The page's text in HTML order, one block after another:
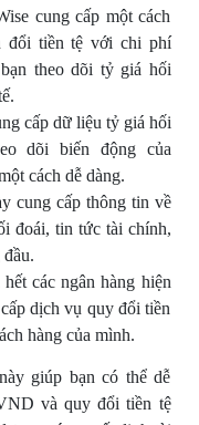
cung cấp một cách
đổi tiền tệ với chi phí
theo dõi tỷ giá hối
cấp dữ liệu tỷ giá hối
dõi biến động của
cách dễ dàng.
cung cấp thông tin về
đoái, tin tức tài chính,
các ngân hàng hiện
dịch vụ quy đổi tiền
hàng của mình.
giúp bạn có thể dễ
và quy đổi tiền tệ